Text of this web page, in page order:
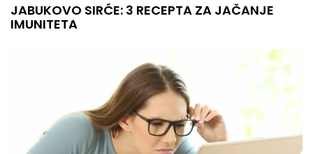
JABUKOVO SIRĆE: 3 RECEPTA ZA JAČANJE
IMUNITETA